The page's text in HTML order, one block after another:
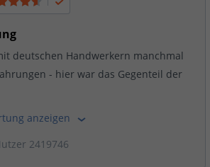
deutschen Handwerkern manchmal
- hier war das Gegenteil der
anzeigen
2419746